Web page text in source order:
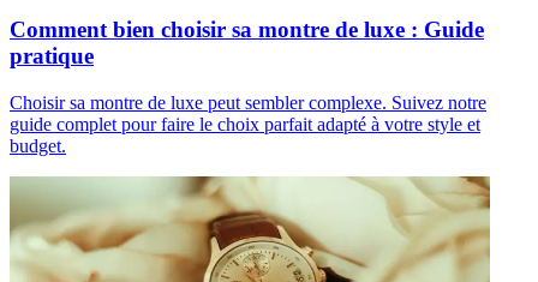
Comment bien choisir sa montre de luxe : Guide
pratique
Choisir sa montre de luxe peut sembler complexe. Suivez notre
guide complet pour faire le choix parfait adapté à votre style et
budget.